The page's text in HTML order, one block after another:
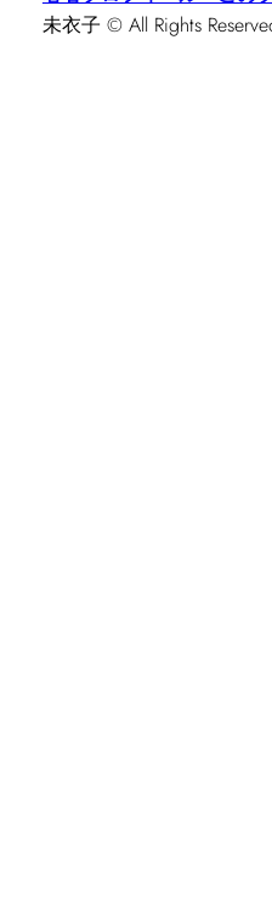
未衣子 © All Rights